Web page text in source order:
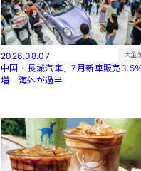
2026.08.07 大企
中国・長城汽車、7月新車販売3.5
増 海外が過半